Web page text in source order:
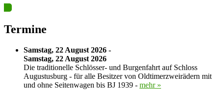
Termine
Samstag, 22 August 2026 -
Samstag, 22 August 2026
Die traditionelle Schlösser- und Burgenfahrt auf Schloss
Augustusburg - für alle Besitzer von Oldtimerzweirädern mit
und ohne Seitenwagen bis BJ 1939 - mehr »